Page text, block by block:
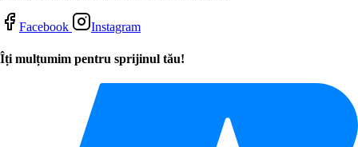
Facebook Instagram
Îți mulțumim pentru sprijinul tău!